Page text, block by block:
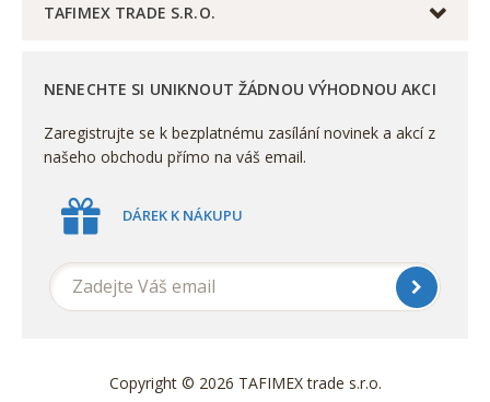
TAFIMEX TRADE S.R.O.
NENECHTE SI UNIKNOUT ŽÁDNOU VÝHODNOU AKCI
Zaregistrujte se k bezplatnému zasílání novinek a akcí z
našeho obchodu přímo na váš email.
DÁREK K NÁKUPU
Copyright © 2026 TAFIMEX trade s.r.o.